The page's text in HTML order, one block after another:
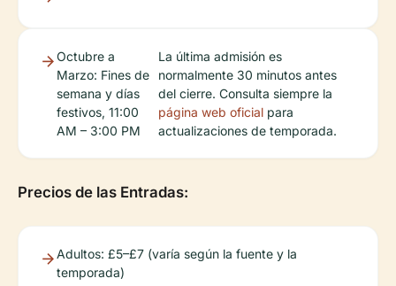
Octubre a
Marzo: Fines de
semana y días
festivos, 11:00
AM – 3:00 PM
La última admisión es
normalmente 30 minutos antes
del cierre. Consulta siempre la
página web oficial para
actualizaciones de temporada.
Precios de las Entradas:
Adultos: £5–£7 (varía según la fuente y la
temporada)